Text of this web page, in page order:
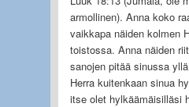
armollinen). Anna koko
vaikkapa näiden kolmen
toistossa. Anna näiden
sanojen pitää sinussa
Herra kuitenkaan sinua
itse olet hylkäämäisilläsi